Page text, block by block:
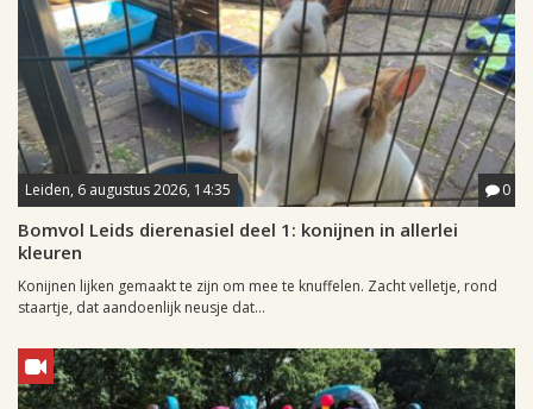
Leiden, 6 augustus 2026, 14:35 0
Bomvol Leids dierenasiel deel 1: konijnen in allerlei
kleuren
Konijnen lijken gemaakt te zijn om mee te knuffelen. Zacht velletje, rond
staartje, dat aandoenlijk neusje dat...